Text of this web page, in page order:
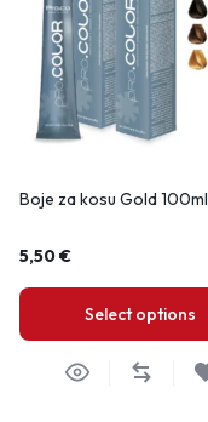
Boje za kosu Gold 100ml
5,50€
Select options